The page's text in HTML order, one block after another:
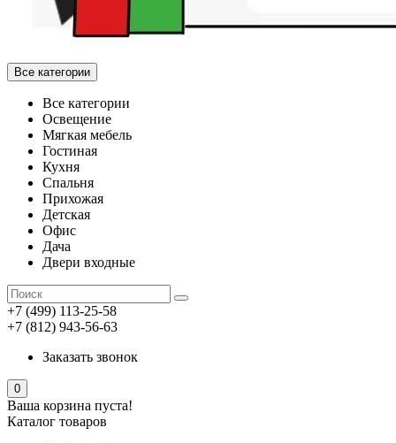
Все категории
Все категории
Освещение
Мягкая мебель
Гостиная
Кухня
Спальня
Прихожая
Детская
Офис
Дача
Двери входные
+7 (499) 113-25-58
+7 (812) 943-56-63
Заказать звонок
0
Ваша корзина пуста!
Каталог товаров